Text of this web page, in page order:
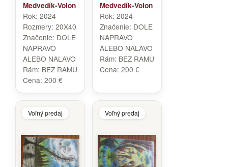
Medvedík-Volon
Rok: 2024
Rozmery: 20X40
Značenie: DOLE
NAPRAVO
ALEBO NALAVO
Rám: BEZ RAMU
Cena: 200 €
Medvedík-Volon
Rok: 2024
Značenie: DOLE
NAPRAVO
ALEBO NALAVO
Rám: BEZ RAMU
Cena: 200 €
Voľný predaj Voľný predaj